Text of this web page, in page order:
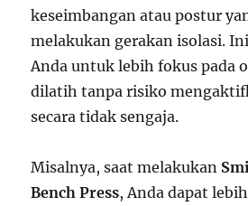
keseimbangan atau postur
melakukan gerakan isolasi.
Anda untuk lebih fokus pada
dilatih tanpa risiko
secara tidak sengaja.
Misalnya, saat melakukan
Bench Press, Anda dapat